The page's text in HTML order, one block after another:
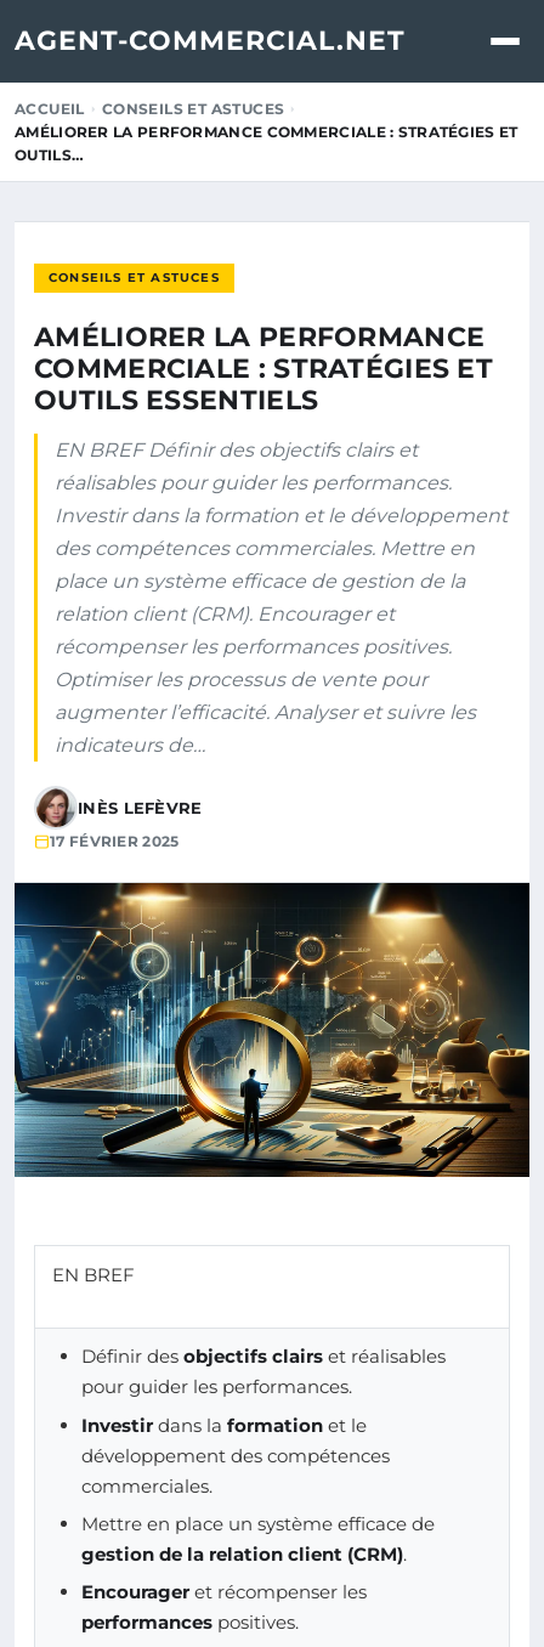
AGENT-COMMERCIAL.NET
ACCUEIL
CONSEILS ET ASTUCES
AMÉLIORER LA PERFORMANCE COMMERCIALE : STRATÉGIES ET
OUTILS…
CONSEILS ET ASTUCES
AMÉLIORER LA PERFORMANCE
COMMERCIALE : STRATÉGIES ET
OUTILS ESSENTIELS
EN BREF Définir des objectifs clairs et
réalisables pour guider les performances.
Investir dans la formation et le développement
des compétences commerciales. Mettre en
place un système efficace de gestion de la
relation client (CRM). Encourager et
récompenser les performances positives.
Optimiser les processus de vente pour
augmenter l’efficacité. Analyser et suivre les
indicateurs de…
INÈS LEFÈVRE
17 FÉVRIER 2025
EN BREF
Définir des objectifs clairs et réalisables
pour guider les performances.
Investir dans la formation et le
développement des compétences
commerciales.
Mettre en place un système efficace de
gestion de la relation client (CRM).
Encourager et récompenser les
performances positives.